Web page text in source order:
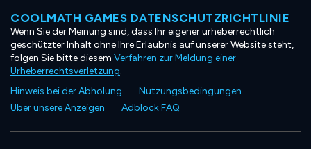
COOLMATH GAMES DATENSCHUTZRICHTLINIE
Wenn Sie der Meinung sind, dass Ihr eigener urheberrechtlich
geschützter Inhalt ohne Ihre Erlaubnis auf unserer Website steht,
folgen Sie bitte diesem Verfahren zur Meldung einer
Urheberrechtsverletzung.
Hinweis bei der Abholung
Nutzungsbedingungen
Über unsere Anzeigen
Adblock FAQ